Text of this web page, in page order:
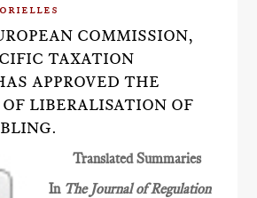
COMMISSION,
TAXATION
APPROVED THE
LIBERALISATION OF
Translated Summaries
In The Journal of Regulation